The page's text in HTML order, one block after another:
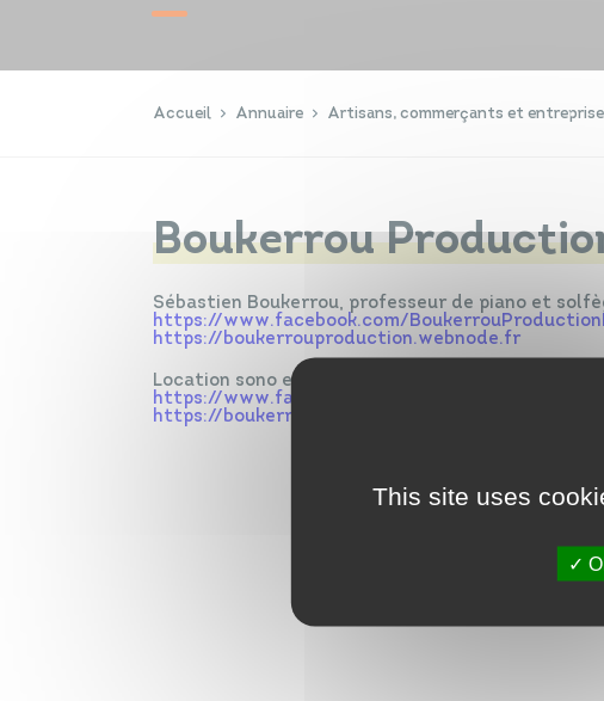
Accueil Annuaire Artisans, commerçants et
Boukerrou
Sébastien Boukerrou, professeur de piano et
https://www.facebook.com/
https://boukerrouproduction.webnode.fr
Location sono et/ou animation de soirée
https://www.facebook.com/
https://boukerrouproduction—sono.webnode.fr
This site uses